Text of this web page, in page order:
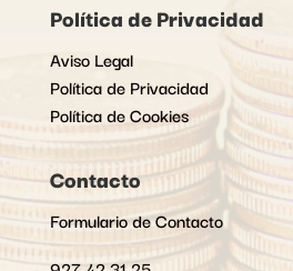
Política de Privacidad
Aviso Legal
Política de Privacidad
Política de Cookies
Contacto
Formulario de Contacto